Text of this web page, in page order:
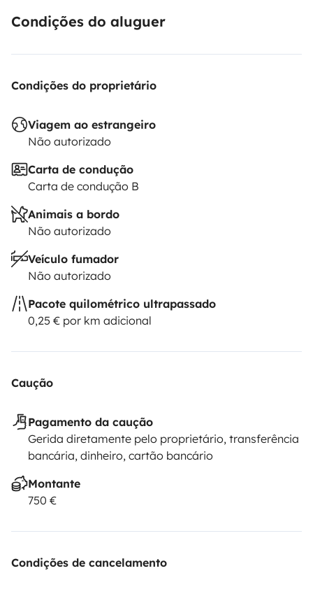
Condições do aluguer
Condições do proprietário
Viagem ao estrangeiro
Não autorizado
Carta de condução
Carta de condução B
Animais a bordo
Não autorizado
Veículo fumador
Não autorizado
Pacote quilométrico ultrapassado
0,25 € por km adicional
Caução
Pagamento da caução
Gerida diretamente pelo proprietário, transferência
bancária, dinheiro, cartão bancário
Montante
750 €
Condições de cancelamento